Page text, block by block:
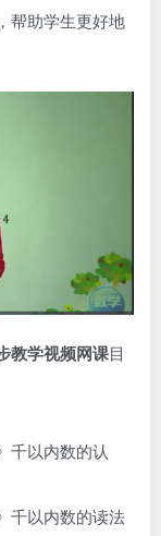
帮助学生更好地
教学视频网课目
千以内数的认
千以内数的读法